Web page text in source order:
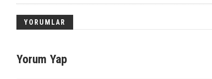
YORUMLAR
Yorum Yap